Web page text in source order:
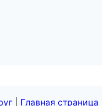
Главная страница